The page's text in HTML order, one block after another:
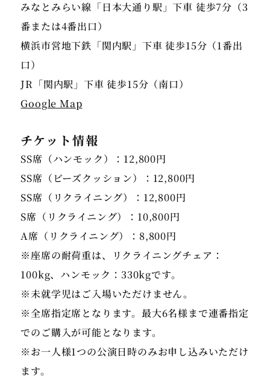
みなとみらい線「日本大通り駅」下車 徒歩7分（3
番または4番出口）
横浜市営地下鉄「関内駅」下車 徒歩15分（1番出
口）
Google Map
チケット情報
SS席（ハンモック）：12,800円
SS席（ビーズクッション）：12,800円
SS席（リクライニング）：12,800円
S席（リクライニング）：10,800円
A席（リクライニング）：8,800円
※座席の耐荷重は、リクライニングチェア：
100kg、ハンモック：330kgです。
※未就学児はご入場いただけません。
※全席指定席となります。最大6名様まで連番指定
でのご購入が可能となります。
※お一人様1つの公演日時のみお申し込みいただけ
ます。